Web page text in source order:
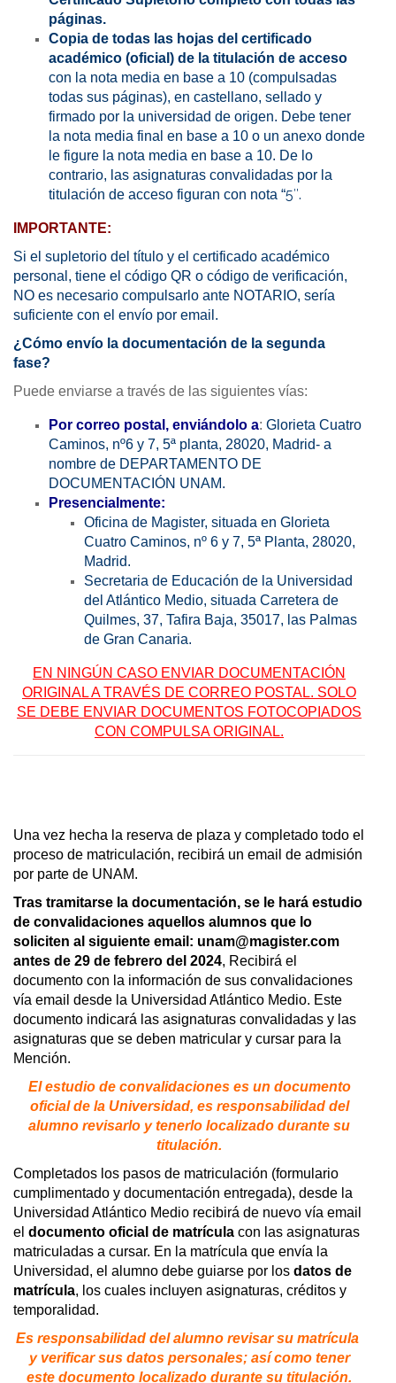
páginas.
Copia de todas las hojas del certificado
académico (oficial) de la titulación de acceso
con la nota media en base a 10 (compulsadas
todas sus páginas), en castellano, sellado y
firmado por la universidad de origen. Debe tener
la nota media final en base a 10 o un anexo donde
le figure la nota media en base a 10. De lo
contrario, las asignaturas convalidadas por la
titulación de acceso figuran con nota “5″.
IMPORTANTE:
Si el supletorio del título y el certificado académico
personal, tiene el código QR o código de verificación,
NO es necesario compulsarlo ante NOTARIO, sería
suficiente con el envío por email.
¿Cómo envío la documentación de la segunda
fase?
Puede enviarse a través de las siguientes vías:
Por correo postal, enviándolo a: Glorieta Cuatro
Caminos, nº6 y 7, 5ª planta, 28020, Madrid- a
nombre de DEPARTAMENTO DE
DOCUMENTACIÓN UNAM.
Presencialmente:
Oficina de Magister, situada en Glorieta
Cuatro Caminos, nº 6 y 7, 5ª Planta, 28020,
Madrid.
Secretaria de Educación de la Universidad
del Atlántico Medio, situada Carretera de
Quilmes, 37, Tafira Baja, 35017, las Palmas
de Gran Canaria.
EN NINGÚN CASO ENVIAR DOCUMENTACIÓN
ORIGINAL A TRAVÉS DE CORREO POSTAL. SOLO
SE DEBE ENVIAR DOCUMENTOS FOTOCOPIADOS
CON COMPULSA ORIGINAL.
Una vez hecha la reserva de plaza y completado todo el
proceso de matriculación, recibirá un email de admisión
por parte de UNAM.
Tras tramitarse la documentación, se le hará estudio
de convalidaciones aquellos alumnos que lo
soliciten al siguiente email: unam@magister.com
antes de 29 de febrero del 2024, Recibirá el
documento con la información de sus convalidaciones
vía email desde la Universidad Atlántico Medio. Este
documento indicará las asignaturas convalidadas y las
asignaturas que se deben matricular y cursar para la
Mención.
El estudio de convalidaciones es un documento
oficial de la Universidad, es responsabilidad del
alumno revisarlo y tenerlo localizado durante su
titulación.
Completados los pasos de matriculación (formulario
cumplimentado y documentación entregada), desde la
Universidad Atlántico Medio recibirá de nuevo vía email
el documento oficial de matrícula con las asignaturas
matriculadas a cursar. En la matrícula que envía la
Universidad, el alumno debe guiarse por los datos de
matrícula, los cuales incluyen asignaturas, créditos y
temporalidad.
Es responsabilidad del alumno revisar su matrícula
y verificar sus datos personales; así como tener
este documento localizado durante su titulación.